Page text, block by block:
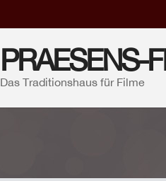
PRAESENS-
Das Traditionshaus für Filme